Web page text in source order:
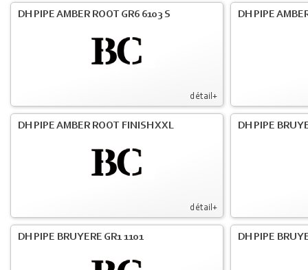
détail+
DH PIPE AMBER ROOT GR6 6103 S DH PIPE
détail+
DH PIPE AMBER ROOT FINISH XXL DH PIPE
DH PIPE BRUYERE GR1 1101 DH PIPE